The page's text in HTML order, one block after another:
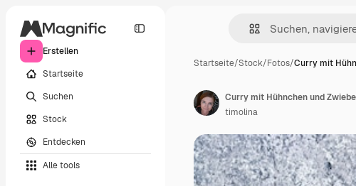
Erstellen
Startseite
Suchen
Stock
Entdecken
Alle tools
Startseite/Stock/Fotos/Curry mit
timolina